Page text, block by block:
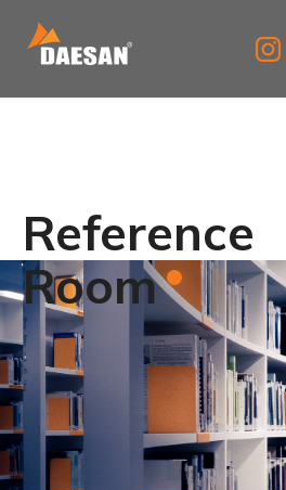
자료실
고객센터
홍보센터
ENG
Reference
Room